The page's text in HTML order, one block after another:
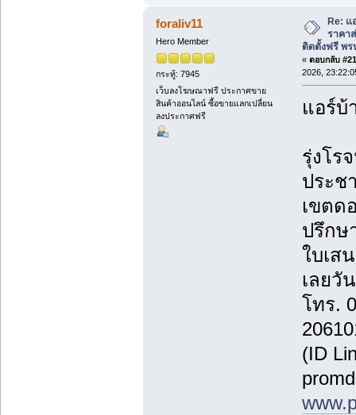
foraliv11
Hero Member
กระทู้: 7945
เว็บลงโฆษณาฟรี ประกาศขาย
สินค้าออนไลน์ ซื้อขายแลกเปลี่ยน
ลงประกาศฟรี
Re:
ราคา
ติดตั้งฟรี พร
« ตอบกลับ
2026,
แอร์บ้
รุ่งโร
ประช
เขตด
ปรึกษ
ใบเส
เลยวั
โทร.
(ID